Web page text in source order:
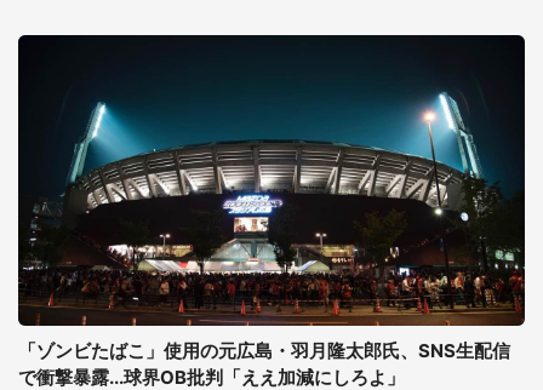
「ゾンビたばこ」使用の元広島・羽月隆太郎氏、SNS生配信
で衝撃暴露...球界OB批判「ええ加減にしろよ」